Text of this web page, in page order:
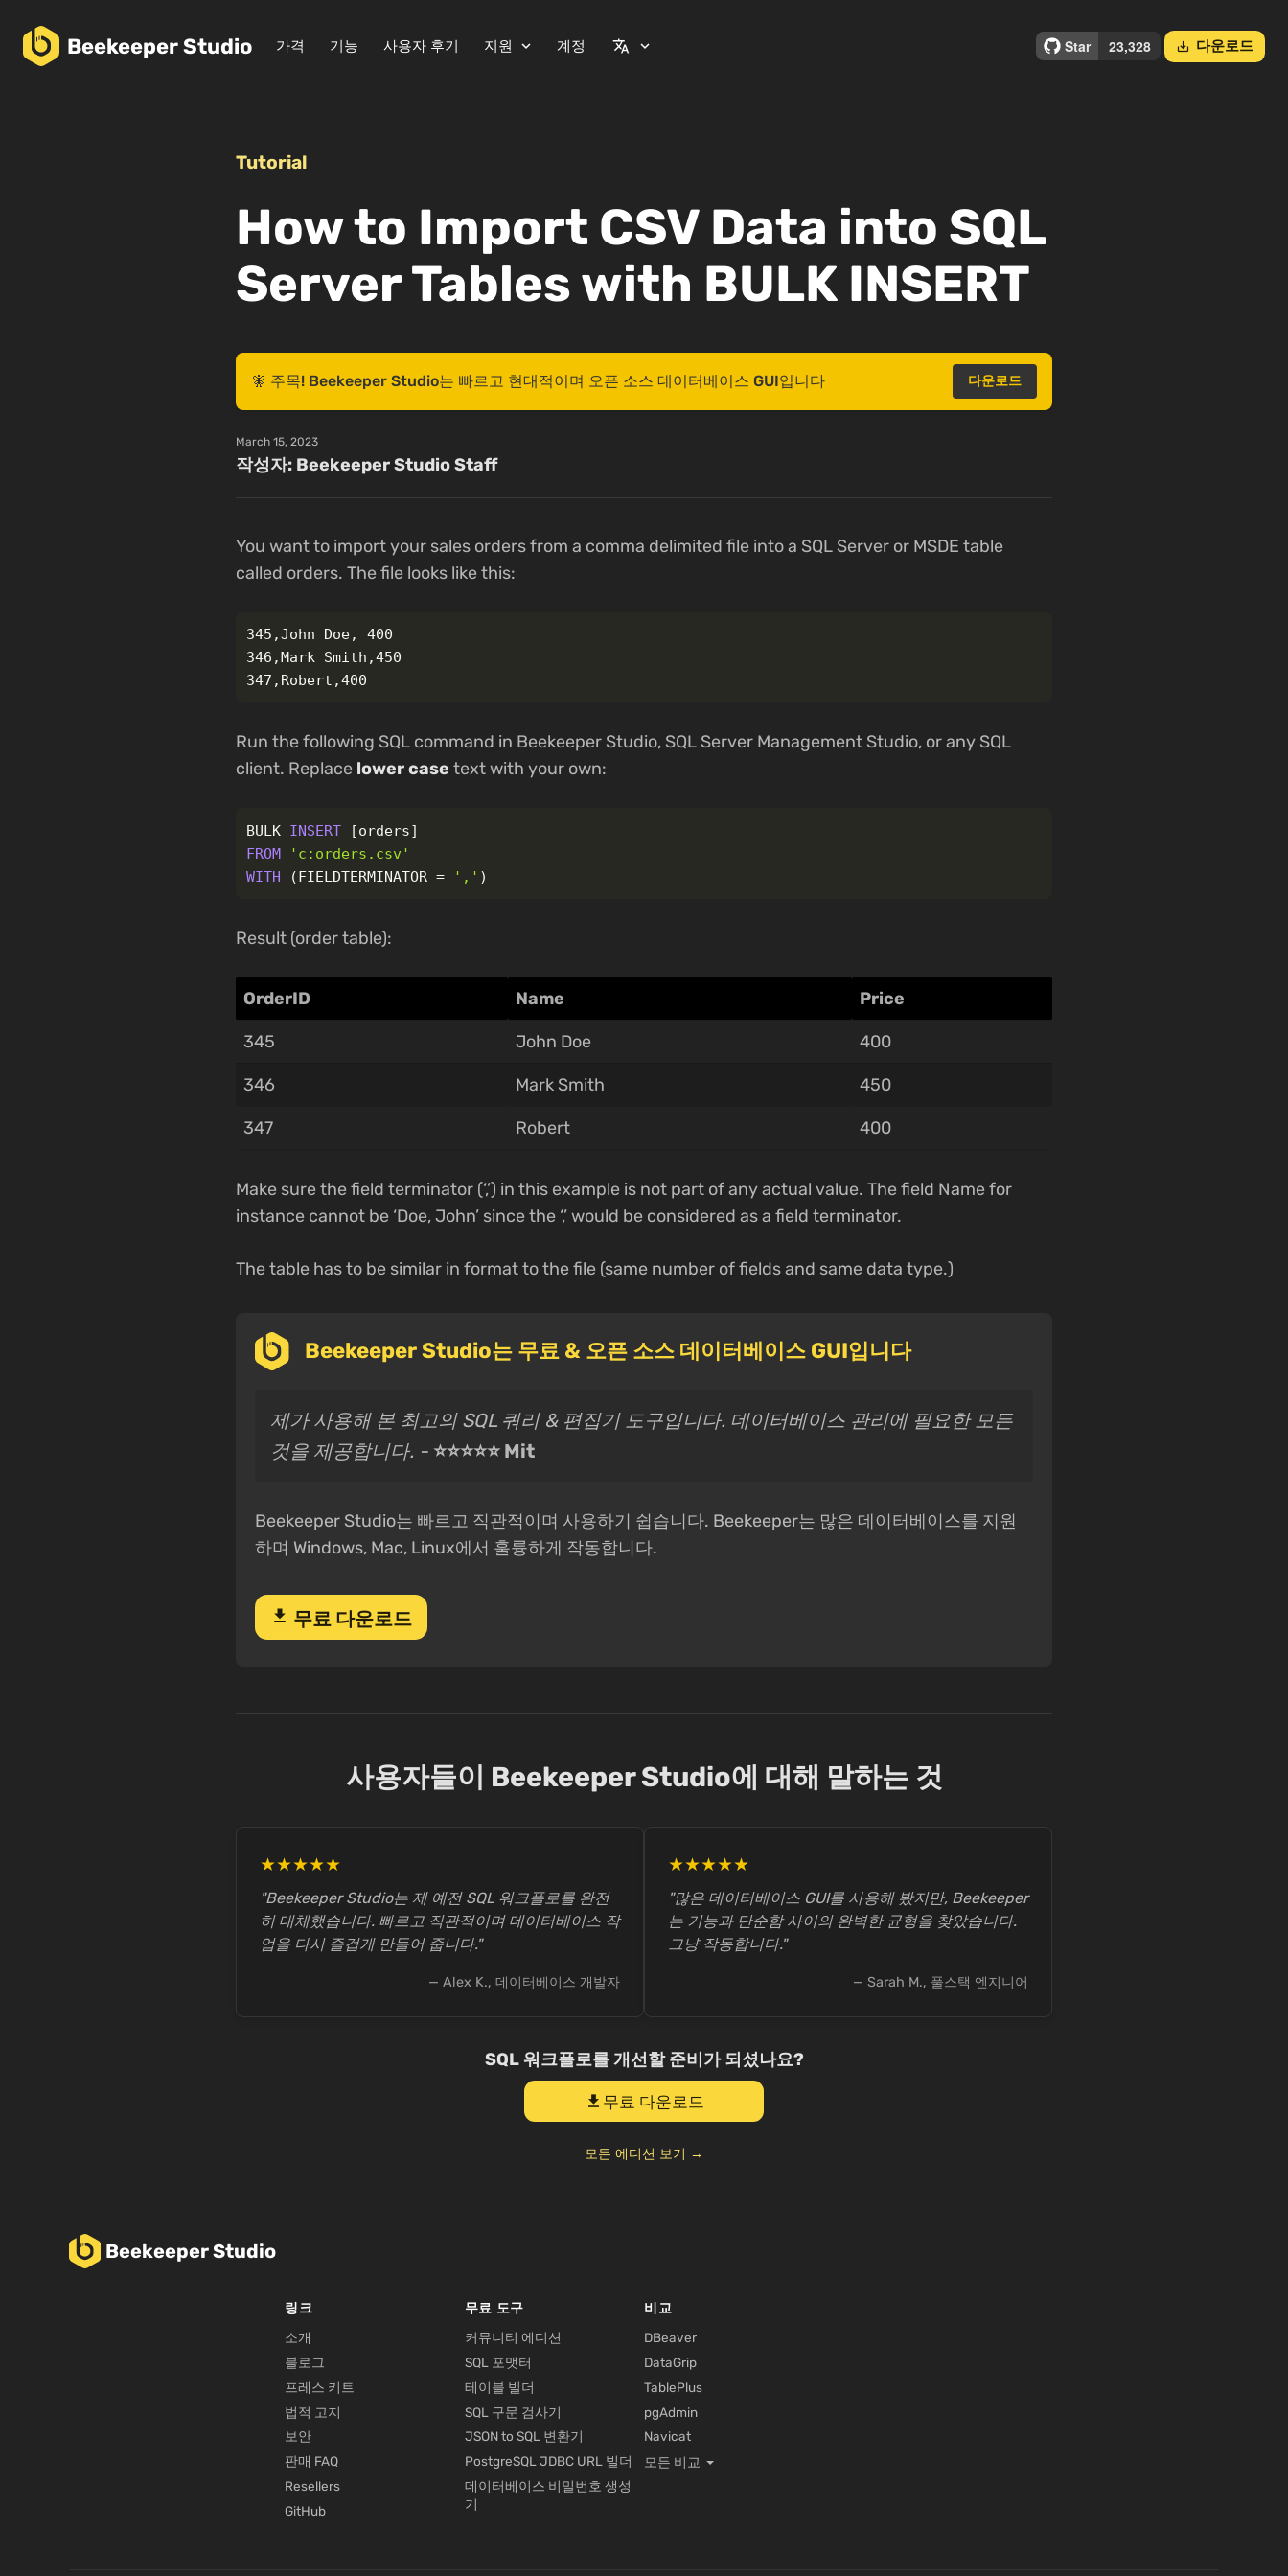
BeekeeperStudio 가격 기능 사용자 후기 지원 expand_more 계정 translate expand_more save_alt 다운로드
Tutorial
How to Import CSV Data into SQL
Server Tables with BULK INSERT
🧚 주목! Beekeeper Studio는 빠르고 현대적이며 오픈 소스 데이터베이스 GUI입니다 다운로드
March 15, 2023
작성자: Beekeeper Studio Staff
You want to import your sales orders from a comma delimited file into a SQL Server or MSDE table
called orders. The file looks like this:
345,John Doe, 400
346,Mark Smith,450
Run the following SQL command in Beekeeper Studio, SQL Server Management Studio, or any SQL
client. Replace lower case text with your own:
BULK INSERT [orders]
FROM
'c:orders.csv'
WITH
(FIELDTERMINATOR = ',' )
Result (order table):
OrderID Name Price
345 John Doe 400
346 Mark Smith 450
347 Robert 400
Make sure the field terminator (‘,’) in this example is not part of any actual value. The field Name for
instance cannot be ‘Doe, John’ since the ‘,’ would be considered as a field terminator.
The table has to be similar in format to the file (same number of fields and same data type.)
Beekeeper Studio는 무료 & 오픈 소스 데이터베이스 GUI입니다
제가 사용해 본 최고의 SQL 쿼리 & 편집기 도구입니다. 데이터베이스 관리에 필요한 모든
것을 제공합니다. - ⭐⭐⭐⭐⭐ Mit
Beekeeper Studio는 빠르고 직관적이며 사용하기 쉽습니다. Beekeeper는 많은 데이터베이스를 지원
하며 Windows, Mac, Linux에서 훌륭하게 작동합니다.
download 무료 다운로드
사용자들이 Beekeeper Studio에 대해 말하는 것
★★★★★
"Beekeeper Studio는 제 예전 SQL 워크플로를 완전
히 대체했습니다. 빠르고 직관적이며 데이터베이스 작
업을 다시 즐겁게 만들어 줍니다."
— Alex K., 데이터베이스 개발자
★★★★★
"많은 데이터베이스 GUI를 사용해 봤지만, Beekeeper
는 기능과 단순함 사이의 완벽한 균형을 찾았습니다.
그냥 작동합니다."
— Sarah M., 풀스택 엔지니어
SQL 워크플로를 개선할 준비가 되셨나요?
download 무료 다운로드
모든 에디션 보기 →
Beekeeper Studio
링크
소개
블로그
프레스 키트
법적 고지
보안
판매 FAQ
Resellers
GitHub
무료 도구
커뮤니티 에디션
SQL 포맷터
테이블 빌더
SQL 구문 검사기
JSON to SQL 변환기
PostgreSQL JDBC URL 빌더
데이터베이스 비밀번호 생성
기
비교
DBeaver
DataGrip
TablePlus
pgAdmin
Navicat
모든 비교